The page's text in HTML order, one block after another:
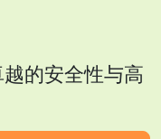
的安全性与高